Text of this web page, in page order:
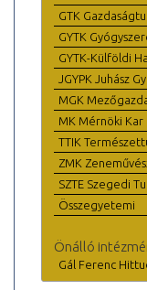
GTK
GYTK
GYTK-Külföldi
JGYPK Juhász
MGK
MK Mérnöki Kar
TTIK
ZMK
SZTE Szegedi
Összegyetemi
Önálló
Gál Ferenc